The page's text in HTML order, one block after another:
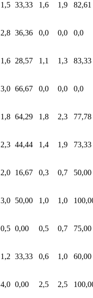
1,5 33,33 1,6 1,9 82,61
2,8 36,36 0,0 0,0 0,0
1,6 28,57 1,1 1,3 83,33
3,0 66,67 0,0 0,0 0,0
1,8 64,29 1,8 2,3 77,78
2,3 44,44 1,4 1,9 73,33
2,0 16,67 0,3 0,7 50,00
3,0 50,00 1,0 1,0
0,5 0,00 0,5 0,7 75,00
1,2 33,33 0,6 1,0 60,00
4,0 0,00 2,5 2,5